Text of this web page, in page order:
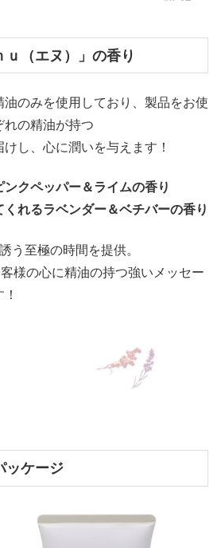
（エヌ）」の香り
油のみを使用しており、製品をお使
れの精油が持つ
し、心に潤いを与えます！
クペッパー＆ライムの香り
れるラベンダー＆ベチバーの香り
う至極の時間を提供。
様の心に精油の持つ強いメッセー
ッケージ